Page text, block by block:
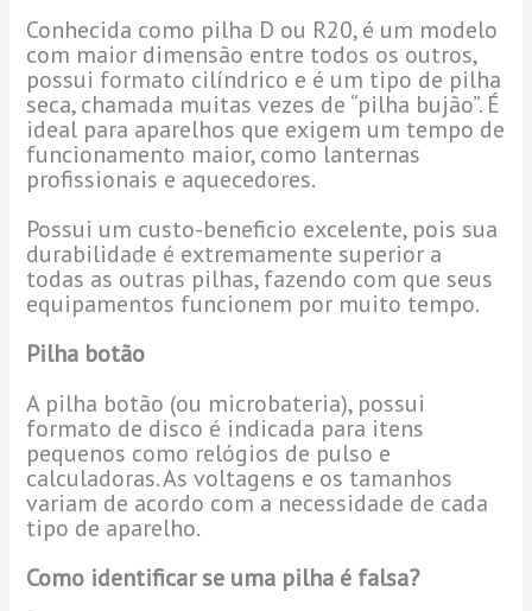
Conhecida como pilha D ou R20, é um modelo
com maior dimensão entre todos os outros,
possui formato cilíndrico e é um tipo de pilha
seca, chamada muitas vezes de “pilha bujão”. É
ideal para aparelhos que exigem um tempo de
funcionamento maior, como lanternas
profissionais e aquecedores.
Possui um custo-beneficio excelente, pois sua
durabilidade é extremamente superior a
todas as outras pilhas, fazendo com que seus
equipamentos funcionem por muito tempo.
Pilha botão
A pilha botão (ou microbateria), possui
formato de disco é indicada para itens
pequenos como relógios de pulso e
calculadoras. As voltagens e os tamanhos
variam de acordo com a necessidade de cada
tipo de aparelho.
Como identificar se uma pilha é falsa?